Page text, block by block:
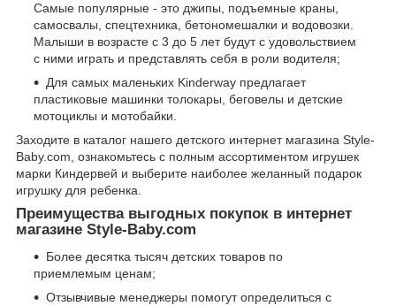
Самые популярные - это джипы, подъемные краны,
самосвалы, спецтехника, бетономешалки и водовозки.
Малыши в возрасте с 3 до 5 лет будут с удовольствием
с ними играть и представлять себя в роли водителя;
Для самых маленьких Kinderway предлагает
пластиковые машинки толокары, беговелы и детские
мотоциклы и мотобайки.
Заходите в каталог нашего детского интернет магазина Style-
Baby.com, ознакомьтесь с полным ассортиментом игрушек
марки Киндервей и выберите наиболее желанный подарок
игрушку для ребенка.
Преимущества выгодных покупок в интернет
магазине Style-Baby.com
Более десятка тысяч детских товаров по
приемлемым ценам;
Отзывчивые менеджеры помогут определиться с